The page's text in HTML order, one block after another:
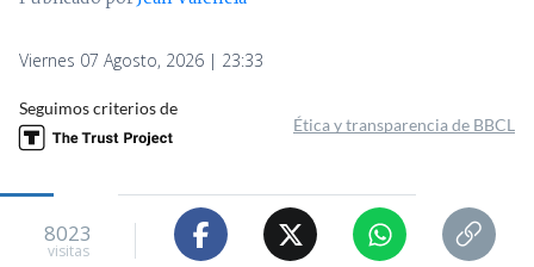
Viernes 07 Agosto, 2026 | 23:33
Seguimos criterios de
Ética y transparencia de BBCL
8023
visitas